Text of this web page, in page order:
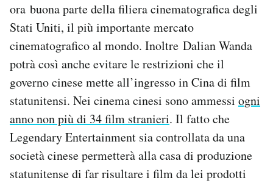
ora buona parte della filiera cinematografica degli
Stati Uniti, il più importante mercato
cinematografico al mondo. Inoltre Dalian Wanda
potrà così anche evitare le restrizioni che il
governo cinese mette all’ingresso in Cina di film
statunitensi. Nei cinema cinesi sono ammessi ogni
anno non più di 34 film stranieri. Il fatto che
Legendary Entertainment sia controllata da una
società cinese permetterà alla casa di produzione
statunitense di far risultare i film da lei prodotti